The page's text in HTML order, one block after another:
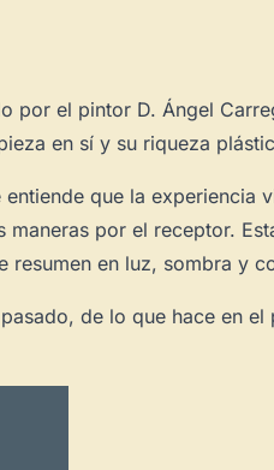
por el pintor D. Ángel
en sí y su riqueza
que la
por el receptor.
resumen en luz, sombra y
de lo que hace en